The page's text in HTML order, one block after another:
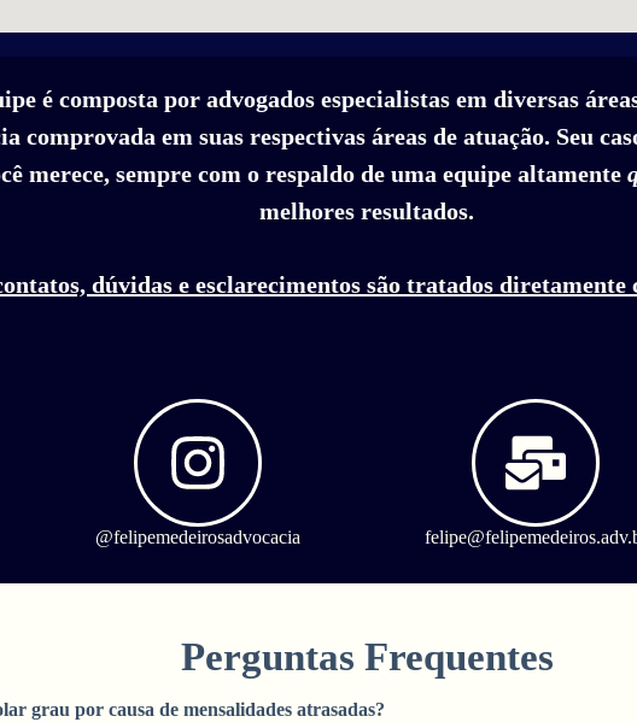
é composta por advogados especialistas em diversas
comprovada em suas respectivas áreas de atuação. Seu
merece, sempre com o respaldo de uma equipe altamente
melhores resultados.
dúvidas e esclarecimentos são tratados
@felipemedeirosadvocacia
Perguntas Frequentes
grau por causa de mensalidades atrasadas?